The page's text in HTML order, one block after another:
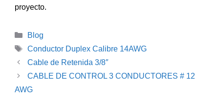
proyecto.
Categorías
Blog
Etiquetas
Conductor Duplex Calibre 14AWG
Cable de Retenida 3/8″
CABLE DE CONTROL 3 CONDUCTORES # 12
AWG